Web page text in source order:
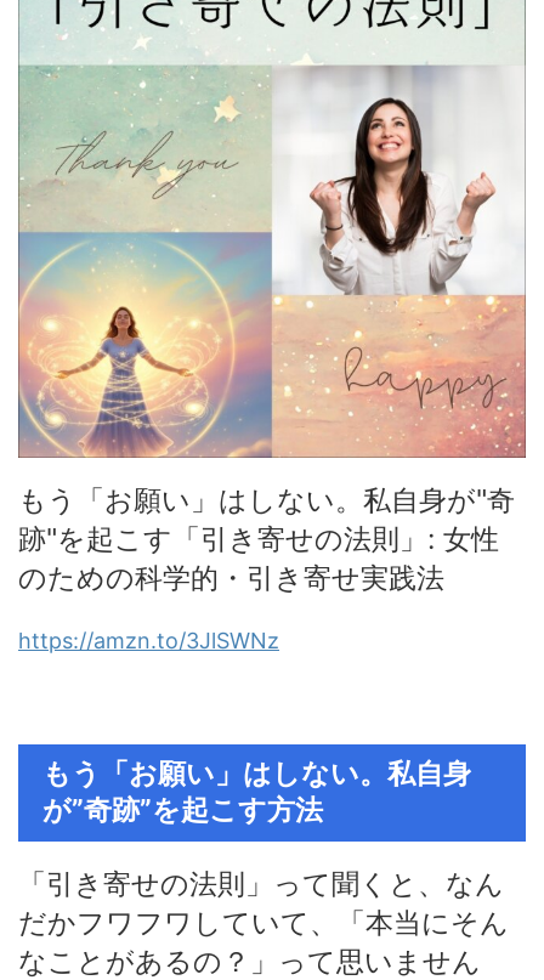
もう「お願い」はしない。私自身が"奇
跡"を起こす「引き寄せの法則」: 女性
のための科学的・引き寄せ実践法
https://amzn.to/3JlSWNz
もう「お願い」はしない。私自身
が”奇跡”を起こす方法
「引き寄せの法則」って聞くと、なん
だかフワフワしていて、「本当にそん
なことがあるの？」って思いません